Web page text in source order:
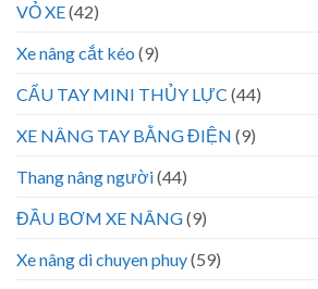
VỎ XE(42)
Xe nâng cắt kéo (9)
CẨU TAY MINI THỦY LỰC (44)
XE NÂNG TAY BẰNG ĐIỆN (9)
Thang nâng người(44)
ĐẦU BƠM XE NÂNG(9)
Xe nâng di chuyen phuy(59)